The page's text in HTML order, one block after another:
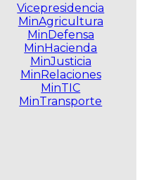
Vicepresidencia
MinAgricultura
MinDefensa
MinHacienda
MinJusticia
MinRelaciones
MinTIC
MinTransporte